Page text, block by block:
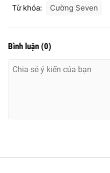
Từ khóa: Cường Seven
Bình luận (0)